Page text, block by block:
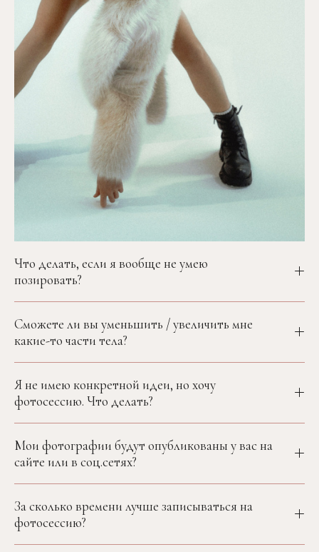
Что делать, если я вообще не умею
позировать?
Сможете ли вы уменьшить / увеличить мне
какие-то части тела?
Я не имею конкретной идеи, но хочу
фотосессию. Что делать?
Мои фотографии будут опубликованы у вас на
сайте или в соц.сетях?
За сколько времени лучше записываться на
фотосессию?